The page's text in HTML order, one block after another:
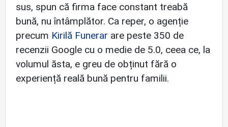
sus, spun că firma face constant treabă
bună, nu întâmplător. Ca reper, o agenție
precum Kirilă Funerar are peste 350 de
recenzii Google cu o medie de 5.0, ceea ce, la
volumul ăsta, e greu de obținut fără o
experiență reală bună pentru familii.